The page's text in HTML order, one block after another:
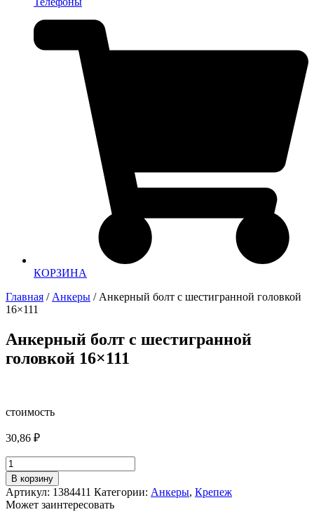
КОРЗИНА
Главная / Анкеры / Анкерный болт с шестигранной головкой
16×111
Анкерный болт с шестигранной
головкой 16×111
стоимость
30,86 ₽
Количество
товара
Анкерный
болт
с
В корзину
Артикул: 1384411 Категории: Анкеры, Крепеж
Может заинтересовать